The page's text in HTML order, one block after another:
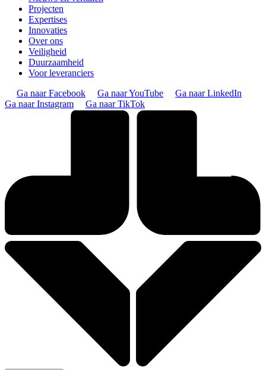
Projecten
Expertises
Innovaties
Over ons
Veiligheid
Duurzaamheid
Voor leveranciers
Ga naar Facebook
Ga naar YouTube
Ga naar LinkedIn
Ga naar Instagram
Ga naar TikTok